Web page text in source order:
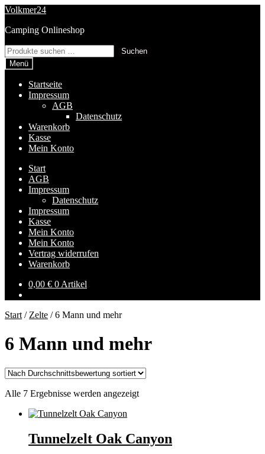
Zur
springen
Zum
springen
Volkmer24
Camping Onlineshop
Suchen
nach:
Suchen
Menü
Startseite
Impressum
AGB
Datenschutz
Warenkorb
Kasse
Mein Konto
Start
AGB
Impressum
Datenschutz
Impressum
Kasse
Mein Konto
Mein Konto
Vertrag widerrufen
Warenkorb
0,00 € 0 Artikel
Start / Zelte /6 Mann und mehr
6 Mann und mehr
Alle 7 Ergebnisse werden angezeigtNach
Tunnelzelt Oak Canyon